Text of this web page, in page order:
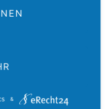
jedoch darauf hin, dass Sie
dieser Daten
&